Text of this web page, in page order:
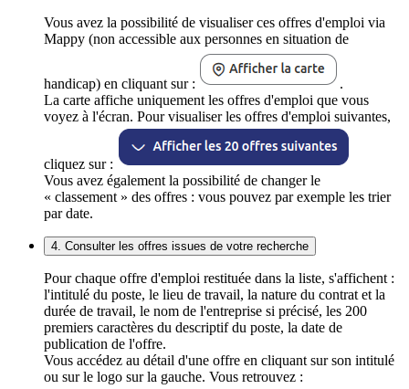
Vous avez la possibilité de visualiser ces offres d'emploi via
Mappy (non accessible aux personnes en situation de
handicap) en cliquant sur :
.
La carte affiche uniquement les offres d'emploi que vous
voyez à l'écran. Pour visualiser les offres d'emploi suivantes,
cliquez sur :
Vous avez également la possibilité de changer le
« classement » des offres : vous pouvez par exemple les trier
par date.
4. Consulter les offres issues de votre recherche
Pour chaque offre d'emploi restituée dans la liste, s'affichent :
l'intitulé du poste, le lieu de travail, la nature du contrat et la
durée de travail, le nom de l'entreprise si précisé, les 200
premiers caractères du descriptif du poste, la date de
publication de l'offre.
Vous accédez au détail d'une offre en cliquant sur son intitulé
ou sur le logo sur la gauche. Vous retrouvez :